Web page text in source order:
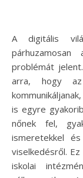
A digitális világ folyamatosan fejlődik, és ezzel
problémát
arra, hogy
is egyre
nőnek fel,
ismeretekkel
viselkedésről.
iskolai